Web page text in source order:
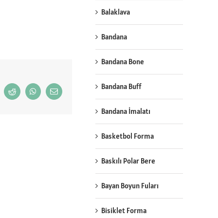
RedditWhatsApp
Email
Balaklava
Bandana
Bandana Bone
Bandana Buff
Bandana İmalatı
Basketbol Forma
Baskılı Polar Bere
Bayan Boyun Fuları
Bisiklet Forma